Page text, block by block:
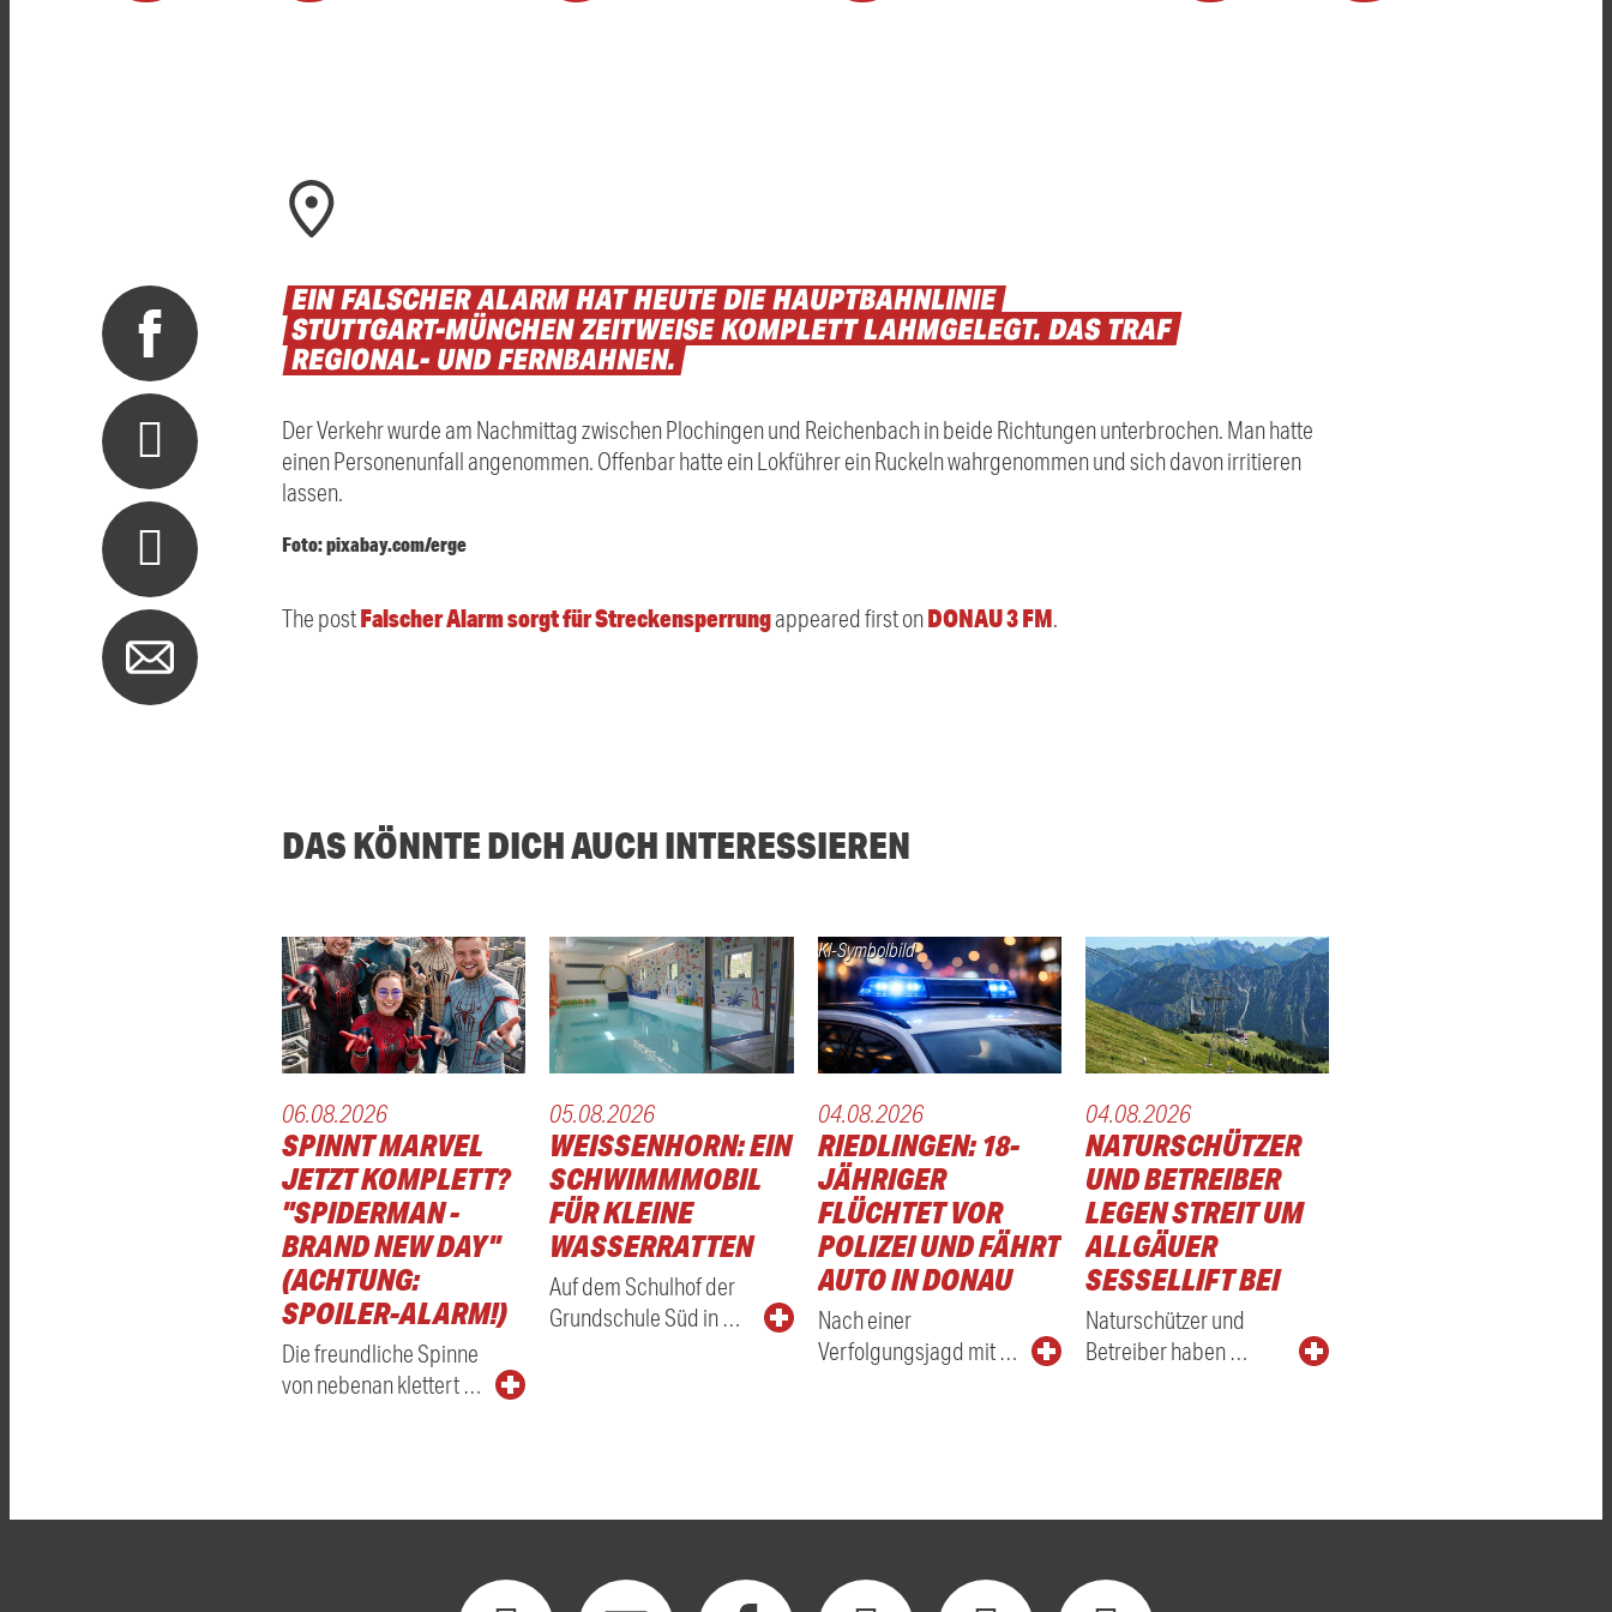
EINFALSCHERALARMHATHEUTEDIEHAUPTBAHNLINIE
STUTTGART-MÜNCHENZEITWEISEKOMPLETTLAHMGELEGT. DASTRAF
REGIONAL- UNDFERNBAHNEN.
Der Verkehr wurde am Nachmittag zwischen Plochingen und Reichenbach in beide Richtungen unterbrochen. Man hatte
einen Personenunfall angenommen. Offenbar hatte ein Lokführer ein Ruckeln wahrgenommen und sich davon irritieren
lassen.
Foto: pixabay.com/erge
The postFalscher Alarm sorgt für Streckensperrungappeared first onDONAU 3 FM.
DAS KÖNNTE DICH AUCH INTERESSIEREN
06.08.2026
SPINNT MARVEL
JETZT KOMPLETT?
"SPIDERMAN -
BRAND NEW DAY"
(ACHTUNG:
SPOILER-ALARM!)
Die freundliche Spinne
von nebenan klettert …
05.08.2026
WEISSENHORN: EIN S
CHWIMMMOBIL F
ÜR KLEINE W
ASSERRATTEN
Auf dem Schulhof der
Grundschule Süd in …
KI-Symbolbild
04.08.2026
RIEDLINGEN: 18-
JÄHRIGER
FLÜCHTET VOR
POLIZEI UND FÄHRT
AUTO IN DONAU
Nach einer
Verfolgungsjagd mit …
04.08.2026
NATURSCHÜTZER
UND BETREIBER
LEGEN STREIT UM
ALLGÄUER
SESSELLIFT BEI
Naturschützer und
Betreiber haben …